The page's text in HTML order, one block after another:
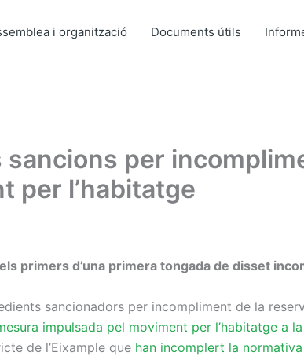
i organització Documents útils
per
per l’habitatge
primers d’una primera tongada de disset
sancionadors per incompliment de la
impulsada pel moviment per l’habitatge a
de l’Eixample que han incomplert la